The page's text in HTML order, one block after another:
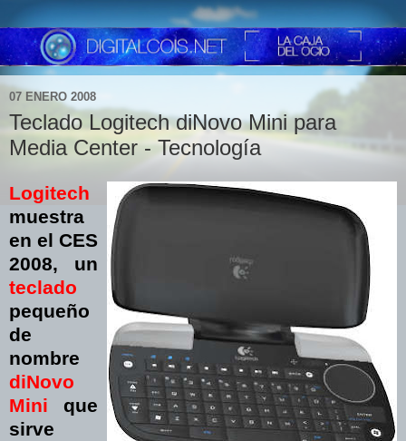
07 ENERO 2008
Teclado Logitech diNovo Mini para
Media Center - Tecnología
Logitech
muestra
en el CES
2008, un
teclado
pequeño
de
nombre
diNovo
Mini que
sirve